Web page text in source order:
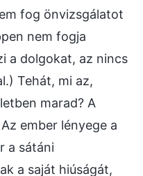
fog önvizsgálatot
nem fogja
a dolgokat, az nincs
Tehát, mi az,
marad? A
ember lényege a
a sátáni
a saját hiúságát,